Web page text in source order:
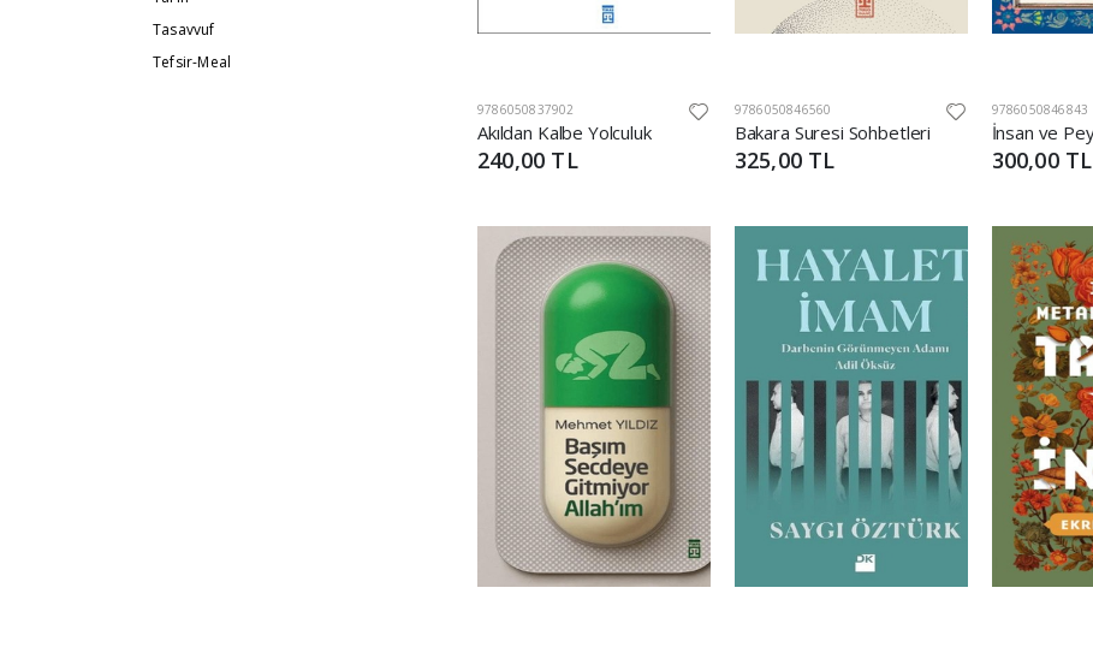
9786050837902
Akıldan Kalbe Yolculuk
240,00 TL
9786050846560
Bakara Suresi Sohbetleri
325,00 TL
9786050846843
300,00 TL
Tasavvuf
Tefsir-Meal